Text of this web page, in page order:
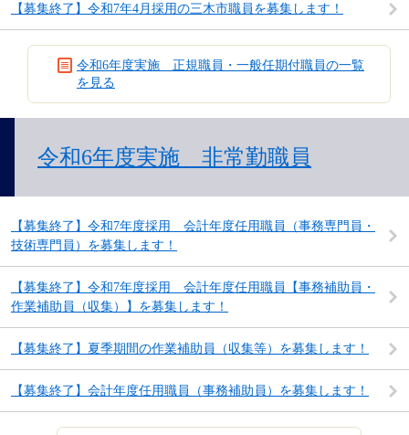
【募集終了】令和7年4月採用の三木市職員を募集します！
令和6年度実施 正規職員・一般任期付職員の一覧
を見る
令和6年度実施 非常勤職員
【募集終了】令和7年度採用 会計年度任用職員（事務専門員・
技術専門員）を募集します！
【募集終了】令和7年度採用 会計年度任用職員【事務補助員・
作業補助員（収集）】を募集します！
【募集終了】夏季期間の作業補助員（収集等）を募集します！
【募集終了】会計年度任用職員（事務補助員）を募集します！